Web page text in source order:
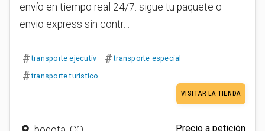
envío en tiempo real 24/7. sigue tu paquete o
envio express sin contr…
# transporte ejecutiv # transporte especial
# transporte turistico
VISITAR LA TIENDA
Precio a petición